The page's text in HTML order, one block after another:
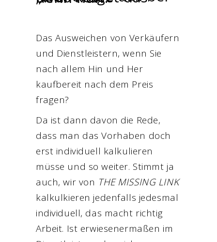
Das Ausweichen von Verkäufern
und Dienstleistern, wenn Sie
nach allem Hin und Her
kaufbereit nach dem Preis
fragen?
Da ist dann davon die Rede,
dass man das Vorhaben doch
erst individuell kalkulieren
müsse und so weiter. Stimmt ja
auch, wir von THE MISSING LINK
kalkulkieren jedenfalls jedesmal
individuell, das macht richtig
Arbeit. Ist erwiesenermaßen im